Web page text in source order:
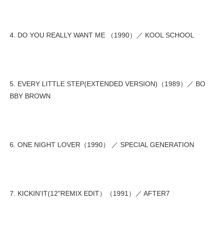
4. DO YOU REALLY WANT ME （1990）／ KOOL SCHOOL
5. EVERY LITTLE STEP(EXTENDED VERSION)（1989）／ BO
BBY BROWN
6. ONE NIGHT LOVER（1990） ／ SPECIAL GENERATION
7. KICKIN'IT(12"REMIX EDIT）（1991）／ AFTER7